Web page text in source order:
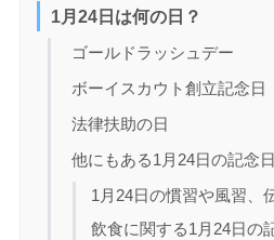
1月24日は何の日？
ゴールドラッシュデー
ボーイスカウト創立記念日
法律扶助の日
他にもある1月24日の記念
1月24日の慣習や風習、
飲食に関する1月24日の